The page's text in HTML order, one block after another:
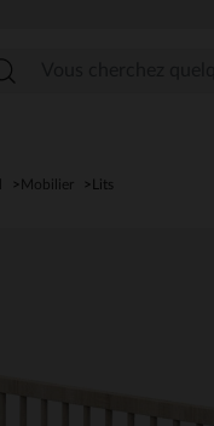
Mobilier Lits